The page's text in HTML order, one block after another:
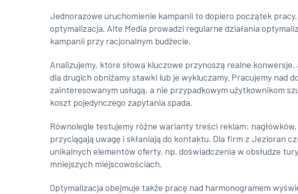
Jednorazowe uruchomienie kampanii to dopiero początek
optymalizacja. Alte Media prowadzi regularne działania
kampanii przy racjonalnym budżecie.
Analizujemy, które słowa kluczowe przynoszą realne
dla drugich obniżamy stawki lub je wykluczamy. Pracujemy nad
zainteresowanym usługą, a nie przypadkowym użytkownikom
koszt pojedynczego zapytania spada.
Równolegle testujemy różne warianty treści reklam:
przyciągają uwagę i skłaniają do kontaktu. Dla firm z Jezioran
unikalnych elementów oferty, np. doświadczenia w obsłudze
mniejszych miejscowościach.
Optymalizacja obejmuje także pracę nad harmonogramem